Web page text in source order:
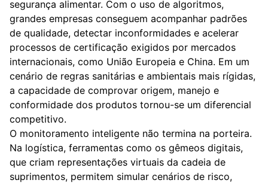
segurança alimentar. Com o uso de algoritmos,
grandes empresas conseguem acompanhar padrões
de qualidade, detectar inconformidades e acelerar
processos de certificação exigidos por mercados
internacionais, como União Europeia e China. Em um
cenário de regras sanitárias e ambientais mais rígidas,
a capacidade de comprovar origem, manejo e
conformidade dos produtos tornou-se um diferencial
competitivo.
O monitoramento inteligente não termina na porteira.
Na logística, ferramentas como os gêmeos digitais,
que criam representações virtuais da cadeia de
suprimentos, permitem simular cenários de risco,